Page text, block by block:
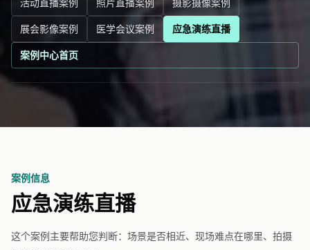
展会影像案例
医学会议案例
应急演练直播
案例中心首页
案例信息
应急演练直播
这个案例主要帮助您判断：场景是否相近、现场难点在哪里、拍摄